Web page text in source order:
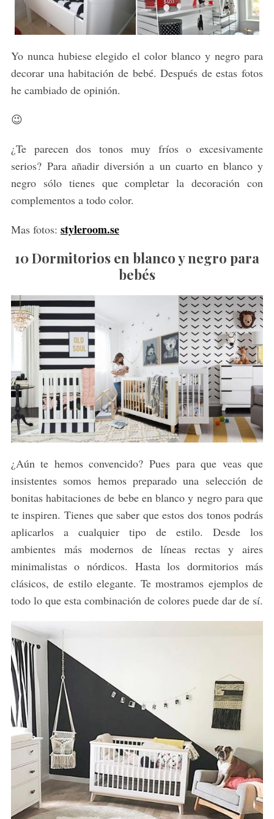
Yo nunca hubiese elegido el color blanco y negro para
decorar una habitación de bebé. Después de estas fotos
he cambiado de opinión.
😉
¿Te parecen dos tonos muy fríos o excesivamente
serios? Para añadir diversión a un cuarto en blanco y
negro sólo tienes que completar la decoración con
complementos a todo color.
Mas fotos: styleroom.se
10 Dormitorios en blanco y negro para
bebés
¿Aún te hemos convencido? Pues para que veas que
insistentes somos hemos preparado una selección de
bonitas habitaciones de bebe en blanco y negro para que
te inspiren. Tienes que saber que estos dos tonos podrás
aplicarlos a cualquier tipo de estilo. Desde los
ambientes más modernos de líneas rectas y aires
minimalistas o nórdicos. Hasta los dormitorios más
clásicos, de estilo elegante. Te mostramos ejemplos de
todo lo que esta combinación de colores puede dar de sí.